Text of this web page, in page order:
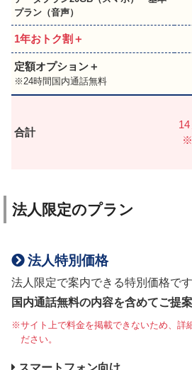
合計
14
プラン（音声）
1年おトク割＋
定額オプション＋
24時間国内通話無料
法人限定のプラン
法人特別価格
法人限定で案内できる特別価格です
国内通話無料の内容を含めてご提案
※サイト上で料金を掲載できないため、詳
ださい。
スマートフォン向け